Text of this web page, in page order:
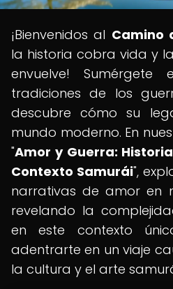
¡Bienvenidos al Camino
la historia cobra vida y
envuelve! Sumérgete
tradiciones de los
descubre cómo su
mundo moderno. En
"Amor y Guerra:
Contexto Samurái",
narrativas de amor en
revelando la
en este contexto
adentrarte en un viaje
la cultura y el arte